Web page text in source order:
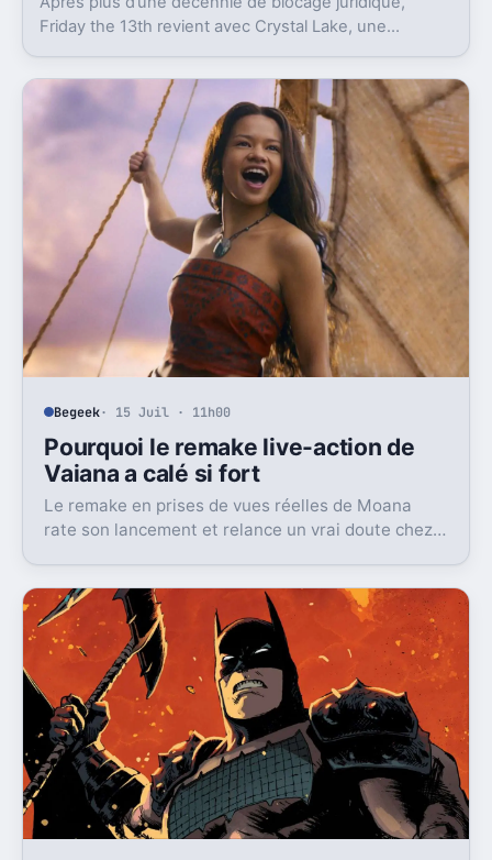
Friday the 13th revient avec Crystal Lake, une
décor.
Begeek· 15 Juil · 11h00
Pourquoi le remake live-action de
Vaiana a calé si fort
Le remake en prises de vues réelles de Moana
rate son lancement et relance un vrai doute chez